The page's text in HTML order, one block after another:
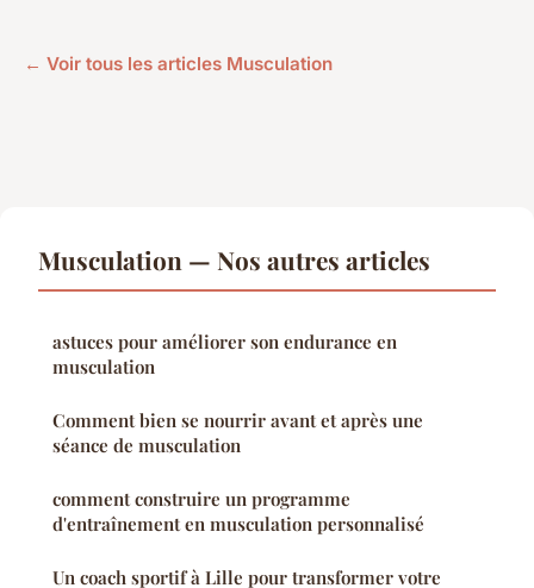
← Voir tous les articles Musculation
Musculation — Nos autres articles
astuces pour améliorer son endurance en
musculation
Comment bien se nourrir avant et après une
séance de musculation
comment construire un programme
d'entraînement en musculation personnalisé
Un coach sportif à Lille pour transformer votre